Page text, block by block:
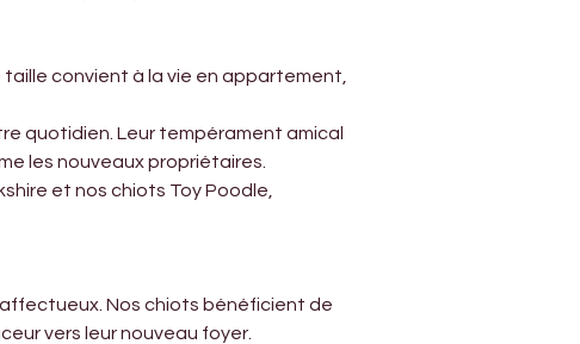
convient à la vie en appartement,
quotidien. Leur tempérament amical
les nouveaux propriétaires.
et nos chiots Toy Poodle,
Nos chiots bénéficient de
vers leur nouveau foyer.